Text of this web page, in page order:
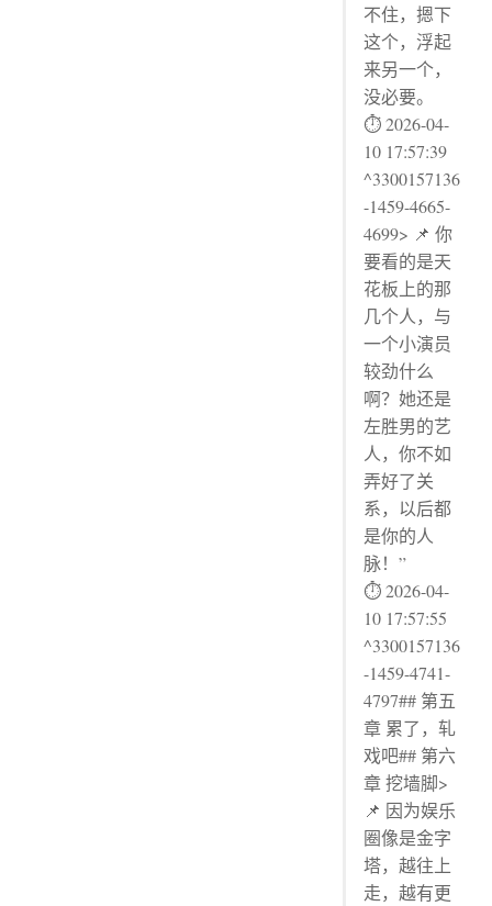
不住，摁下
这个，浮起
来另一个，
没必要。
⏱ 2026-04-
10 17:57:39
^3300157136
-1459-4665-
4699> 📌 你
要看的是天
花板上的那
几个人，与
一个小演员
较劲什么
啊？她还是
左胜男的艺
人，你不如
弄好了关
系，以后都
是你的人
脉！”
⏱ 2026-04-
10 17:57:55
^3300157136
-1459-4741-
4797## 第五
章 累了，轧
戏吧## 第六
章 挖墙脚>
📌 因为娱乐
圈像是金字
塔，越往上
走，越有更